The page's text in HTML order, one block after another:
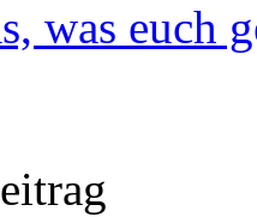
was euch